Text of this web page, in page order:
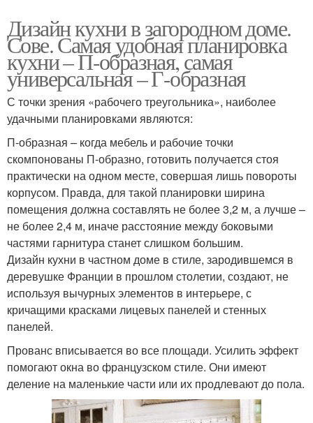
Дизайн кухни в загородном доме.
Сове. Самая удобная планировка
кухни – П-образная, самая
универсальная – Г-образная
С точки зрения «рабочего треугольника», наиболее
удачными планировками являются:
П-образная – когда мебель и рабочие точки
скомпонованы П-образно, готовить получается стоя
практически на одном месте, совершая лишь повороты
корпусом. Правда, для такой планировки ширина
помещения должна составлять не более 3,2 м, а лучше –
не более 2,4 м, иначе расстояние между боковыми
частями гарнитура станет слишком большим.
Дизайн кухни в частном доме в стиле, зародившемся в
деревушке Франции в прошлом столетии, создают, не
используя вычурных элементов в интерьере, с
кричащими красками лицевых панелей и стенных
панелей.
Прованс вписывается во все площади. Усилить эффект
помогают окна во французском стиле. Они имеют
деление на маленькие части или их продлевают до пола.